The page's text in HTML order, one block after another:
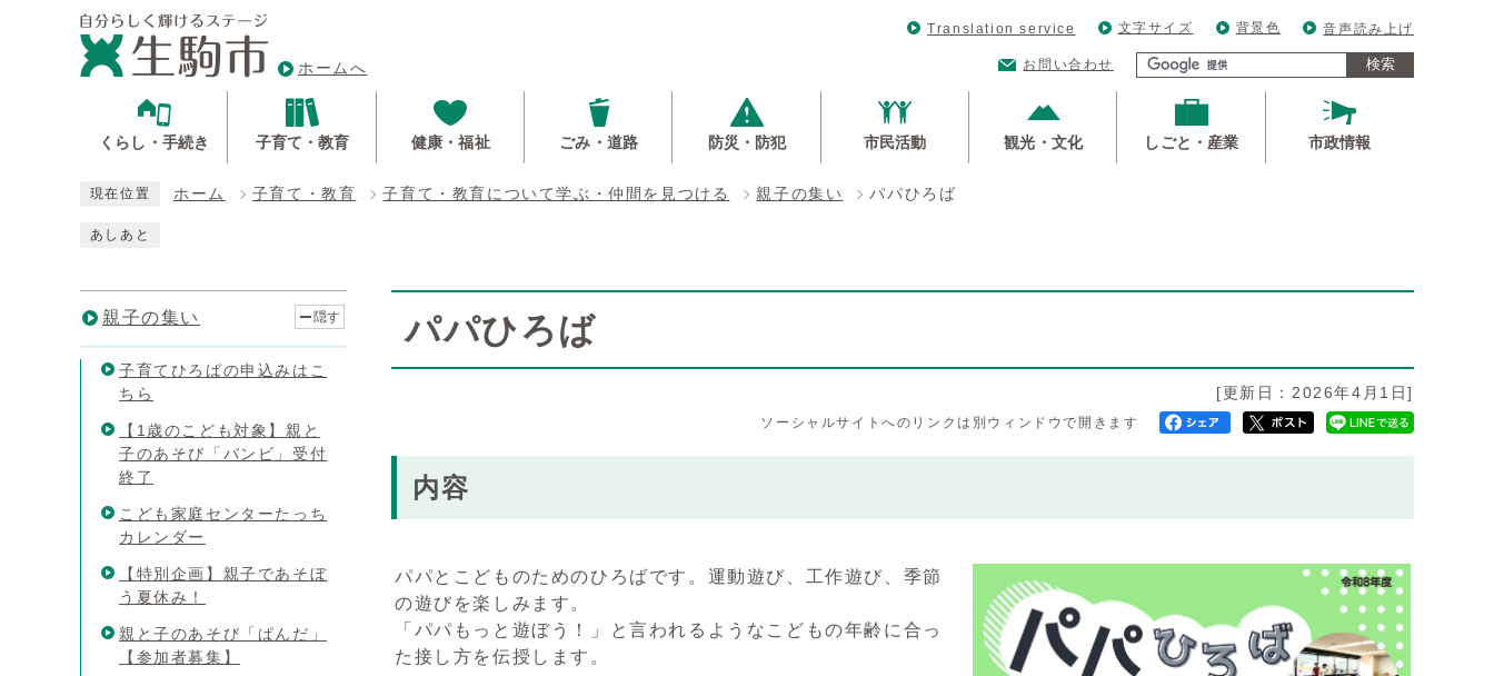
ホームへ
Translation service 文字サイズ 背景色 音声読み上げ
お問い合わせ 検索
くらし・手続き 子育て・教育 健康・福祉 ごみ・道路 防災・防犯 市民活動 観光・文化 しごと・産業 市政情報
現在位置 ホーム 子育て・教育 子育て・教育について学ぶ・仲間を見つける 親子の集い パパひろば
あしあと
パパひろば
[更新日：2026年4月1日]
ソーシャルサイトへのリンクは別ウィンドウで開きます
内容
パパとこどものためのひろばです。運動遊び、工作遊び、季節
の遊びを楽しみます。
「パパもっと遊ぼう！」と言われるようなこどもの年齢に合っ
た接し方を伝授します。
親子の集い 隠す
子育てひろばの申込みはこ
ちら
【1歳のこども対象】親と
子のあそび「バンビ」受付
終了
こども家庭センターたっち
カレンダー
【特別企画】親子であそぼ
う夏休み！
親と子のあそび「ぱんだ」
【参加者募集】